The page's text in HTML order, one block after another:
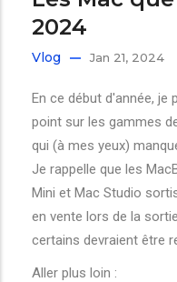
2024
Vlog Jan 21, 2024
En ce début d'année, je
point sur les gammes
qui (à mes yeux)
Je rappelle que les
Mini et Mac Studio
en vente lors de la
certains devraient être
Aller plus loin :